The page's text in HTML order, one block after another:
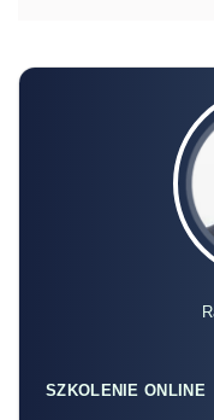
SZKOLENIE ONLINE